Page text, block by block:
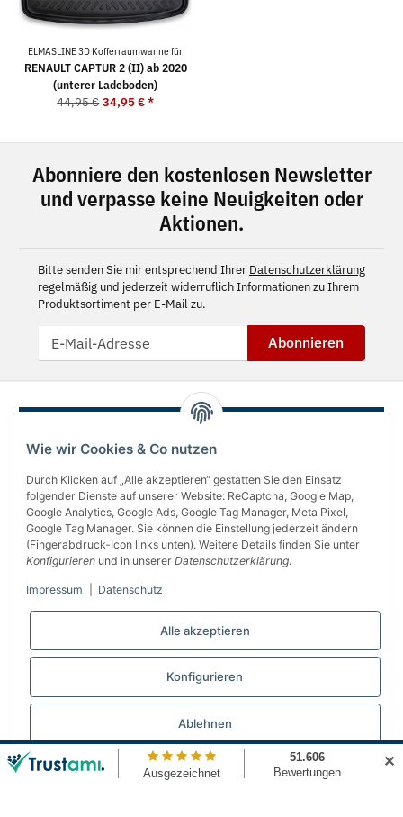
Wie wir Cookies & Co nutzen
Durch Klicken auf „Alle akzeptieren“ gestatten Sie den Einsatz
folgender Dienste auf unserer Website: ReCaptcha, Google Map,
Google Analytics, Google Ads, Google Tag Manager, Meta Pixel,
Google Tag Manager. Sie können die Einstellung jederzeit ändern
(Fingerabdruck-Icon links unten). Weitere Details finden Sie unter
Konfigurieren und in unserer Datenschutzerklärung.
Impressum Datenschutz
Alle akzeptieren
Konfigurieren
Ablehnen
ELMASLINE 3D Kofferraumwanne für
RENAULT CAPTUR 2 (II) ab 2020
(unterer Ladeboden)
44,95 € 34,95 €*
Abonniere den kostenlosen Newsletter
und verpasse keine Neuigkeiten oder
Aktionen.
Bitte senden Sie mir entsprechend Ihrer Datenschutzerklärung
regelmäßig und jederzeit widerruflich Informationen zu Ihrem
Produktsortiment per E-Mail zu.
Abonnieren
Über uns
Informationen
Bequem bezahlen
✕